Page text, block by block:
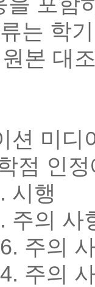
는 학
본 대
션 미디
점 인
시행
주의 사
주의
주의